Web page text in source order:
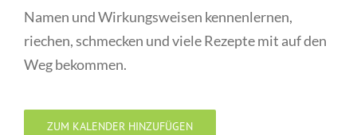
Namen und Wirkungsweisen kennenlernen,
riechen, schmecken und viele Rezepte mit auf den
Weg bekommen.
ZUM KALENDER HINZUFÜGEN